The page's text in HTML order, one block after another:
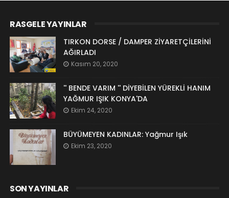
RASGELE YAYINLAR
TIRKON DORSE / DAMPER ZİYARETÇİLERİNİ
AĞIRLADI
Kasım 20, 2020
'' BENDE VARIM '' DİYEBİLEN YÜREKLİ HANIM
YAĞMUR IŞIK KONYA'DA
Ekim 24, 2020
BÜYÜMEYEN KADINLAR: Yağmur Işık
Ekim 23, 2020
SON YAYINLAR